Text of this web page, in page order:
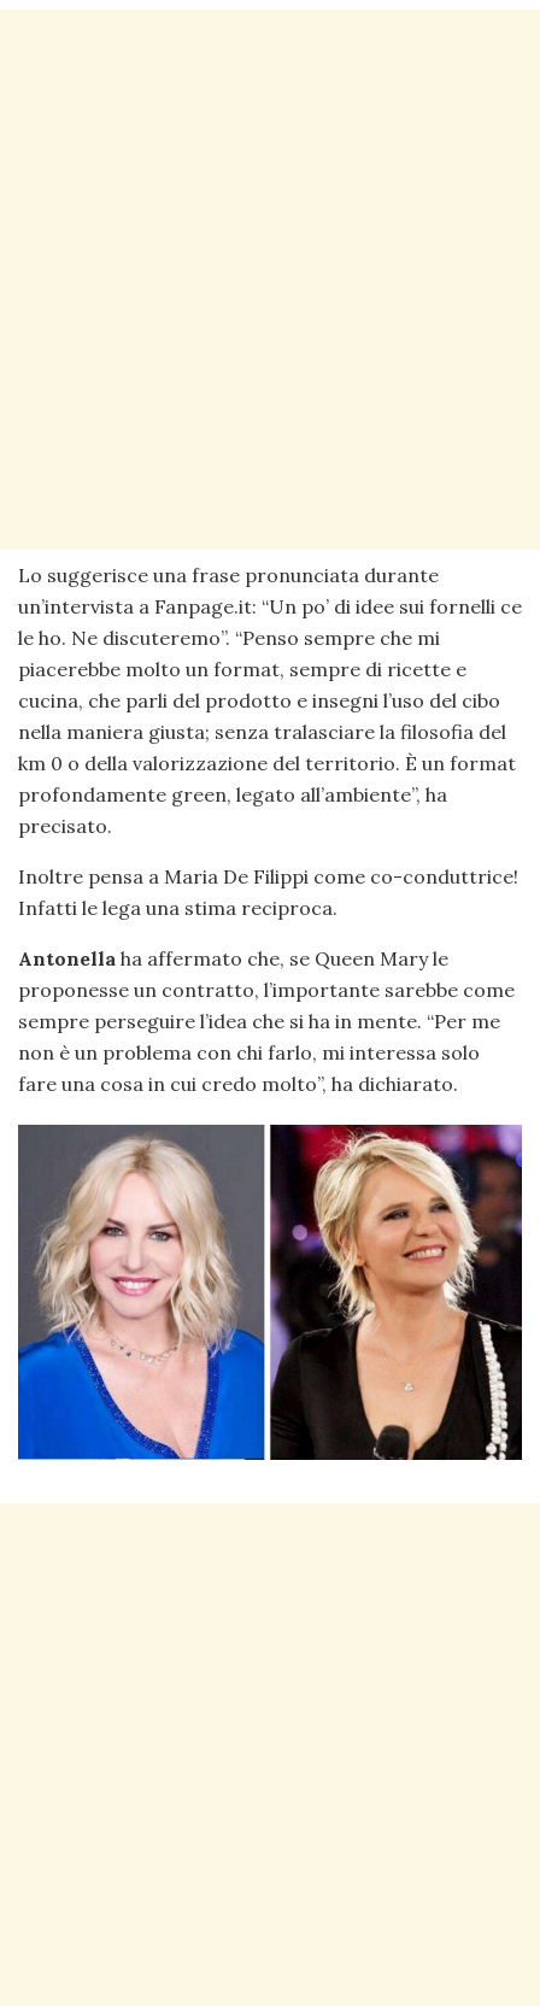
Lo suggerisce una frase pronunciata durante
un’intervista a Fanpage.it: “Un po’ di idee sui fornelli ce
le ho. Ne discuteremo”. “Penso sempre che mi
piacerebbe molto un format, sempre di ricette e
cucina, che parli del prodotto e insegni l’uso del cibo
nella maniera giusta; senza tralasciare la filosofia del
km 0 o della valorizzazione del territorio. È un format
profondamente green, legato all’ambiente”, ha
precisato.
Inoltre pensa a Maria De Filippi come co-conduttrice!
Infatti le lega una stima reciproca.
Antonella ha affermato che, se Queen Mary le
proponesse un contratto, l’importante sarebbe come
sempre perseguire l’idea che si ha in mente. “Per me
non è un problema con chi farlo, mi interessa solo
fare una cosa in cui credo molto”, ha dichiarato.